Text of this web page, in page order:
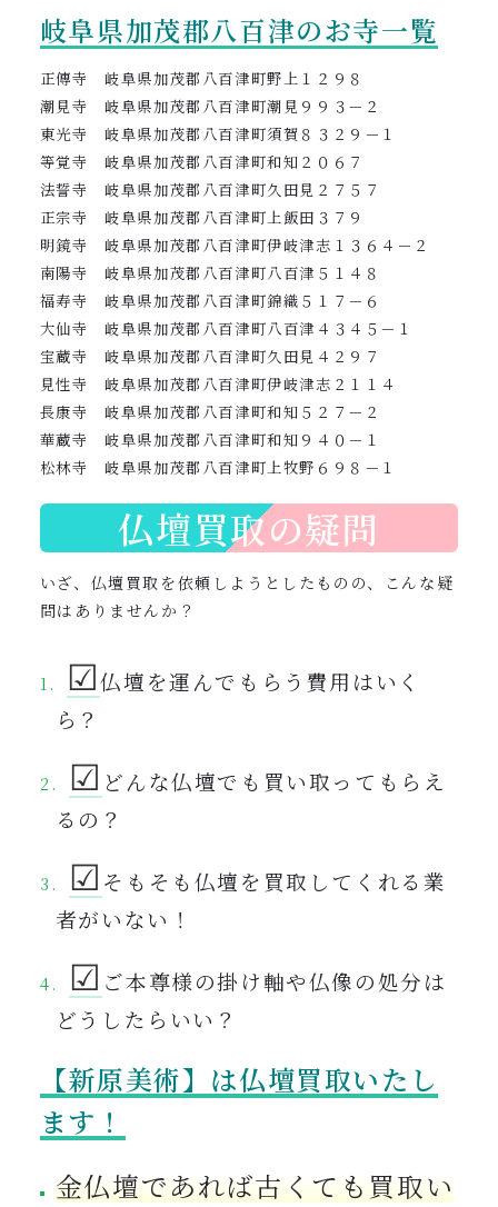
岐阜県加茂郡八百津のお寺一覧
正傳寺 岐阜県加茂郡八百津町野上１２９８
潮見寺 岐阜県加茂郡八百津町潮見９９３－２
東光寺 岐阜県加茂郡八百津町須賀８３２９－１
等覚寺 岐阜県加茂郡八百津町和知２０６７
法誓寺 岐阜県加茂郡八百津町久田見２７５７
正宗寺 岐阜県加茂郡八百津町上飯田３７９
明鏡寺 岐阜県加茂郡八百津町伊岐津志１３６４－２
南陽寺 岐阜県加茂郡八百津町八百津５１４８
福寿寺 岐阜県加茂郡八百津町錦織５１７－６
大仙寺 岐阜県加茂郡八百津町八百津４３４５－１
宝蔵寺 岐阜県加茂郡八百津町久田見４２９７
見性寺 岐阜県加茂郡八百津町伊岐津志２１１４
長康寺 岐阜県加茂郡八百津町和知５２７－２
華蔵寺 岐阜県加茂郡八百津町和知９４０－１
松林寺 岐阜県加茂郡八百津町上牧野６９８－１
仏壇買取の疑問
いざ、仏壇買取を依頼しようとしたものの、こんな疑
問はありませんか？
☑︎仏壇を運んでもらう費用はいく
ら？
☑︎ どんな仏壇でも買い取ってもらえ
るの？
☑︎ そもそも仏壇を買取してくれる業
者がいない！
☑︎ ご本尊様の掛け軸や仏像の処分は
どうしたらいい？
【新原美術】は仏壇買取いたし
ます！
金仏壇であれば古くても買取い